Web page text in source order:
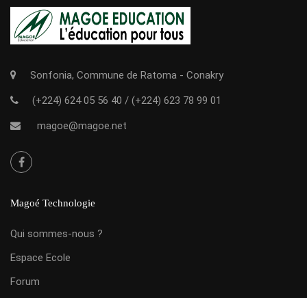
Sonfonia, Commune de Ratoma - Conakry
(+224) 624 05 56 40 / (+224) 623 78 99 01
magoe@magoe.net
Magoé Technologie
Qui sommes-nous ?
Espace Ecole
Forum